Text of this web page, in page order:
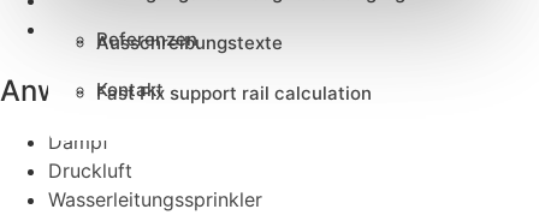
Ausschreibungstexte
Fast Fix support rail calculation
Referenzen
Kontakt
Pegler ProFlow
Anwendungen
Dampf
Druckluft
Wasserleitungssprinkler